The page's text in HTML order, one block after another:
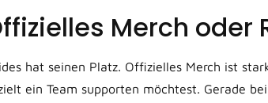
Merch oder
hat seinen Platz. Offizielles Merch ist
ein Team supporten möchtest. Gerade